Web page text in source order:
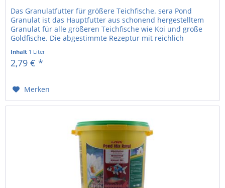
Das Granulatfutter für größere Teichfische. sera Pond
Granulat ist das Hauptfutter aus schonend hergestelltem
Granulat für alle größeren Teichfische wie Koi und große
Goldfische. Die abgestimmte Rezeptur mit reichlich
Inhalt 1 Liter
2,79 € *
Merken